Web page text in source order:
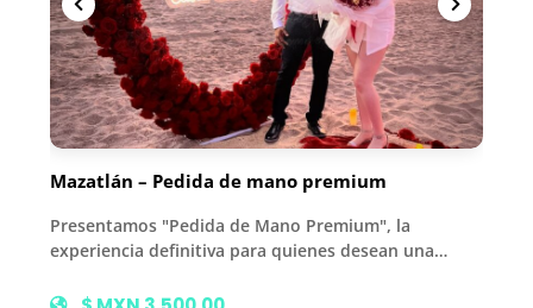
Mazatlán – Pedida de mano premium
Presentamos "Pedida de Mano Premium", la
experiencia definitiva para quienes desean una…